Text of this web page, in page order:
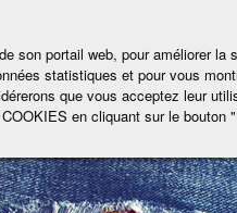
son portail web, pour améliorer la
statistiques et pour vous
que vous acceptez leur
en cliquant sur le bouton